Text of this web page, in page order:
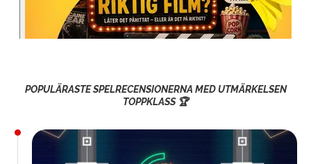
POPULÄRASTE SPELRECENSIONERNA MED UTMÄRKELSEN
TOPPKLASS 🏆